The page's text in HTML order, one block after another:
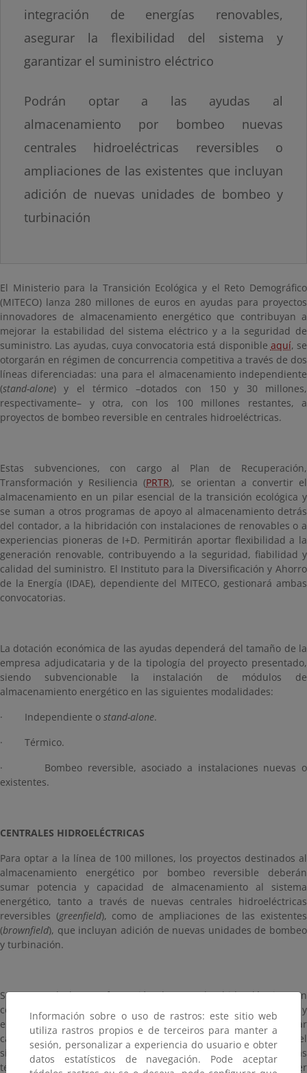
integración de energías renovables,
asegurar la flexibilidad del sistema y
garantizar el suministro eléctrico
Podrán optar a las ayudas al
almacenamiento por bombeo nuevas
centrales hidroeléctricas reversibles o
ampliaciones de las existentes que incluyan
adición de nuevas unidades de bombeo y
turbinación
El Ministerio para la Transición Ecológica y el Reto Demográfico
(MITECO) lanza 280 millones de euros en ayudas para proyectos
innovadores de almacenamiento energético que contribuyan a
mejorar la estabilidad del sistema eléctrico y a la seguridad de
suministro. Las ayudas, cuya convocatoria está disponible aquí, se
otorgarán en régimen de concurrencia competitiva a través de dos
líneas diferenciadas: una para el almacenamiento independiente
(stand-alone) y el térmico –dotados con 150 y 30 millones,
respectivamente– y otra, con los 100 millones restantes, a
proyectos de bombeo reversible en centrales hidroeléctricas.
Estas subvenciones, con cargo al Plan de Recuperación,
Transformación y Resiliencia (PRTR), se orientan a convertir el
almacenamiento en un pilar esencial de la transición ecológica y
se suman a otros programas de apoyo al almacenamiento detrás
del contador, a la hibridación con instalaciones de renovables o a
experiencias pioneras de I+D. Permitirán aportar flexibilidad a la
generación renovable, contribuyendo a la seguridad, fiabilidad y
calidad del suministro. El Instituto para la Diversificación y Ahorro
de la Energía (IDAE), dependiente del MITECO, gestionará ambas
convocatorias.
La dotación económica de las ayudas dependerá del tamaño de la
empresa adjudicataria y de la tipología del proyecto presentado,
siendo subvencionable la instalación de módulos de
almacenamiento energético en las siguientes modalidades:
· Independiente o stand-alone.
· Térmico.
· Bombeo reversible, asociado a instalaciones nuevas o
existentes.
CENTRALES HIDROELÉCTRICAS
Para optar a la línea de 100 millones, los proyectos destinados al
almacenamiento energético por bombeo reversible deberán
sumar potencia y capacidad de almacenamiento al sistema
energético, tanto a través de nuevas centrales hidroeléctricas
reversibles (greenfield), como de ampliaciones de las existentes
(brownfield), que incluyan adición de nuevas unidades de bombeo
y turbinación.
Se contempla la transformación de centrales hidroeléctricas en
centrales de bombeo con adición de depósitos y grupos nuevos y
el aprovechamiento de dos embalses existentes para agregar
capacidad de bombeo. También se permitirá la hibridación del
sistema de almacenamiento por bombeo reversible con otras
tecnologías de almacenamiento distintas, con el objeto de proveer
Información sobre o uso de rastros: este sitio web
utiliza rastros propios e de terceiros para manter a
sesión, personalizar a experiencia do usuario e obter
datos estatísticos de navegación. Pode aceptar